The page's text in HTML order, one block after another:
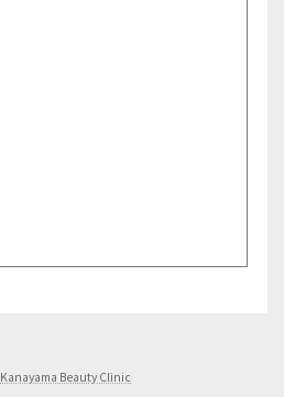
Kanayama Beauty Clinic